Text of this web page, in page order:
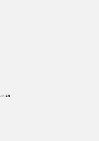
JA EN